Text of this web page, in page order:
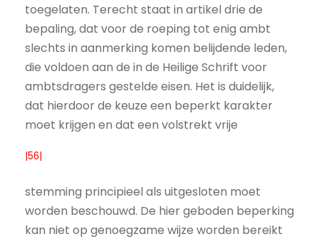
toegelaten. Terecht staat in artikel drie de
bepaling, dat voor de roeping tot enig ambt
slechts in aanmerking komen belijdende leden,
die voldoen aan de in de Heilige Schrift voor
ambtsdragers gestelde eisen. Het is duidelijk,
dat hierdoor de keuze een beperkt karakter
moet krijgen en dat een volstrekt vrije
|56|
stemming principieel als uitgesloten moet
worden beschouwd. De hier geboden beperking
kan niet op genoegzame wijze worden bereikt